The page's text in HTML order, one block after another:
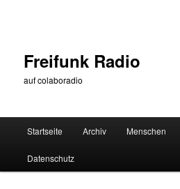
Freifunk Radio
auf colaboradio
Startseite Archiv Menschen
Datenschutz